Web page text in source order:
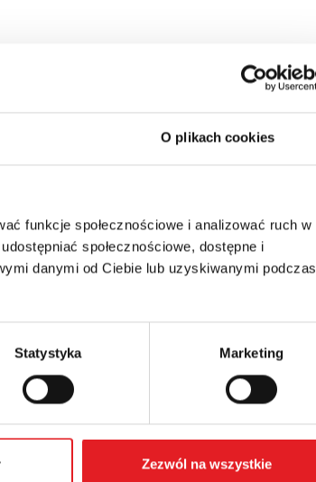
O plikach cookies
funkcje społecznościowe i analizować ruch w
społecznościowe, dostępne i
danymi od Ciebie lub uzyskiwanymi podczas
Statystyka Marketing
Zezwól na wszystkie